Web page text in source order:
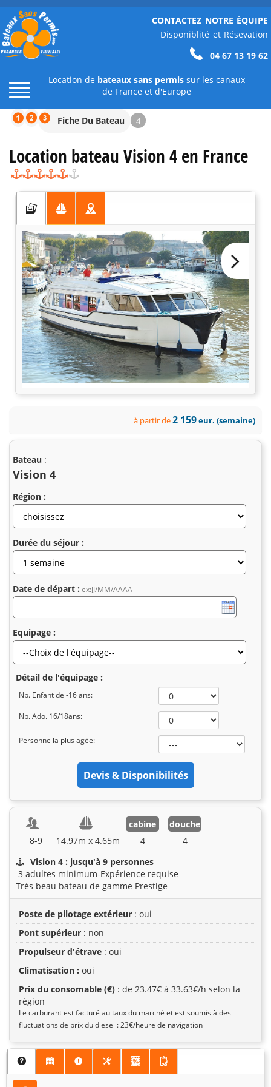
CONTACTEZ NOTRE ÉQUIPE
Disponiblité et Résevation
04 67 13 19 62
Location de bateaux sans permis sur les canaux
de France et d'Europe
Fiche Du Bateau 4
Location bateau Vision 4 en France
à partir de2 159eur. (semaine)
Bateau :
Vision 4
Région :
Durée du séjour :
Date de départ : ex:JJ/MM/AAAA
Equipage :
Détail de l'équipage :
Nb. Enfant de -16 ans:
Nb. Ado. 16/18ans:
Personne la plus agée:
8-9 14.97m x 4.65m
cabine
4
douche
4
Vision 4 : jusqu'à 9 personnes
3 adultes minimum-Expérience requise
Très beau bateau de gamme Prestige
Poste de pilotage extérieur : oui
Pont supérieur : non
Propulseur d'étrave : oui
Climatisation : oui
Prix du consomable (€) : de 23.47€ à 33.63€/h selon la
région
Le carburant est facturé au taux du marché et est soumis à des
fluctuations de prix du diesel : 23€/heure de navigation